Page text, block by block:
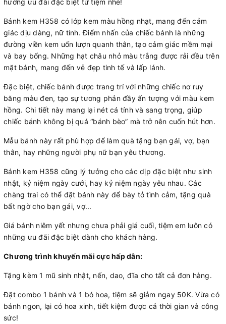
Bánh kem H358 có lớp kem màu hồng nhạt, mang đến cảm
giác dịu dàng, nữ tính. Điểm nhấn của chiếc bánh là những
đường viền kem uốn lượn quanh thân, tạo cảm giác mềm mại
và bay bổng. Những hạt châu nhỏ màu trắng được rải đều trên
mặt bánh, mang đến vẻ đẹp tinh tế và lấp lánh.
Đặc biệt, chiếc bánh được trang trí với những chiếc nơ ruy
băng màu đen, tạo sự tương phản đầy ấn tượng với màu kem
hồng. Chi tiết này mang lại nét cá tính và sang trọng, giúp
chiếc bánh không bị quá “bánh bèo” mà trở nên cuốn hút hơn.
Mẫu bánh này rất phù hợp để làm quà tặng bạn gái, vợ, bạn
thân, hay những người phụ nữ bạn yêu thương.
Bánh kem H358 cũng lý tưởng cho các dịp đặc biệt như sinh
nhật, kỷ niệm ngày cưới, hay kỷ niệm ngày yêu nhau. Các
chàng trai có thể đặt bánh này để bày tỏ tình cảm, tặng quà
bất ngờ cho bạn gái, vợ...
Giá bánh niêm yết nhưng chưa phải giá cuối, tiệm em luôn có
những ưu đãi đặc biệt dành cho khách hàng.
Chương trình khuyến mãi cực hấp dẫn:
Tặng kèm 1 mũ sinh nhật, nến, dao, đĩa cho tất cả đơn hàng.
Đặt combo 1 bánh và 1 bó hoa, tiệm sẽ giảm ngay 50K. Vừa có
bánh ngon, lại có hoa xinh, tiết kiệm được cả thời gian và công
sức!